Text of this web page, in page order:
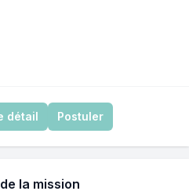
détail Postuler
la mission